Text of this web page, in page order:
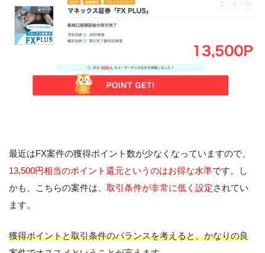
最近はFX案件の獲得ポイント数が少なくなっていますので、
13,500円相当のポイント還元というのはお得な水準です。し
かも、こちらの案件は、 取引条件が非常に低く設定されてい
ます。
獲得ポイントと取引条件のバランスを考えると、かなりの良